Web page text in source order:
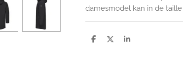
damesmodel kan in de
D
D
S